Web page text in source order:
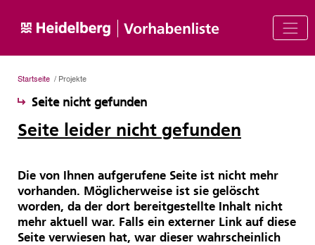
Startseite / Projekte
Seite nicht gefunden
Seite leider nicht gefunden
Die von Ihnen aufgerufene Seite ist nicht mehr
vorhanden. Möglicherweise ist sie gelöscht
worden, da der dort bereitgestellte Inhalt nicht
mehr aktuell war. Falls ein externer Link auf diese
Seite verwiesen hat, war dieser wahrscheinlich